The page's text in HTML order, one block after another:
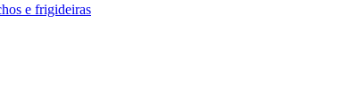
e frigideiras